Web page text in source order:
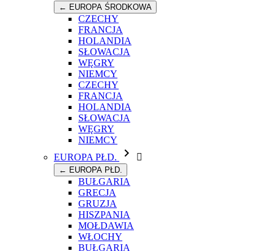
← EUROPA ŚRODKOWA
CZECHY
FRANCJA
HOLANDIA
SŁOWACJA
WĘGRY
NIEMCY
CZECHY
FRANCJA
HOLANDIA
SŁOWACJA
WĘGRY
NIEMCY
EUROPA PŁD.
 
← EUROPA PŁD.
BUŁGARIA
GRECJA
GRUZJA
HISZPANIA
MOŁDAWIA
WŁOCHY
BUŁGARIA